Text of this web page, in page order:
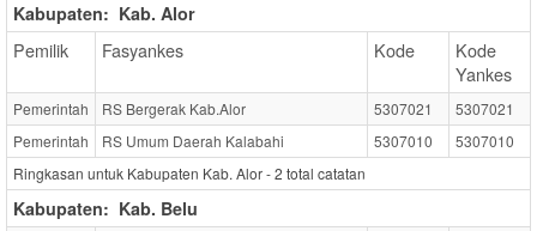
Kabupaten: Kab. Alor
Pemilik Fasyankes Kode
Kode
Yankes
Pemerintah RS Bergerak Kab.Alor 5307021
5307021
Pemerintah
RS Umum Daerah Kalabahi 5307010
5307010
Ringkasan untuk Kabupaten Kab. Alor -2 total catatan
Kabupaten: Kab. Belu